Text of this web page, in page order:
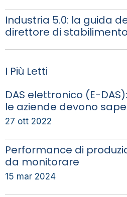
Industria 5.0: la guida
direttore di stabilimento
I Più Letti
DAS elettronico (E-
le aziende devono
27 ott 2022
Performance di
da monitorare
15 mar 2024